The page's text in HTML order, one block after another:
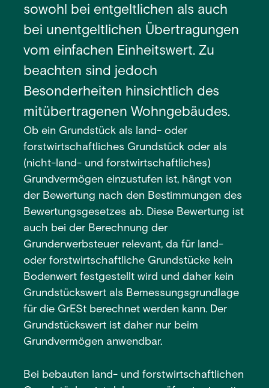
sowohl bei entgeltlichen als auch
bei unentgeltlichen Übertragungen
vom einfachen Einheitswert. Zu
beachten sind jedoch
Besonderheiten hinsichtlich des
mitübertragenen Wohngebäudes.
Ob ein Grundstück als land- oder
forstwirtschaftliches Grundstück oder als
(nicht-land- und forstwirtschaftliches)
Grundvermögen einzustufen ist, hängt von
der Bewertung nach den Bestimmungen des
Bewertungsgesetzes ab. Diese Bewertung ist
auch bei der Berechnung der
Grunderwerbsteuer relevant, da für land-
oder forstwirtschaftliche Grundstücke kein
Bodenwert festgestellt wird und daher kein
Grundstückswert als Bemessungsgrundlage
für die GrESt berechnet werden kann. Der
Grundstückswert ist daher nur beim
Grundvermögen anwendbar.
Bei bebauten land- und forstwirtschaftlichen